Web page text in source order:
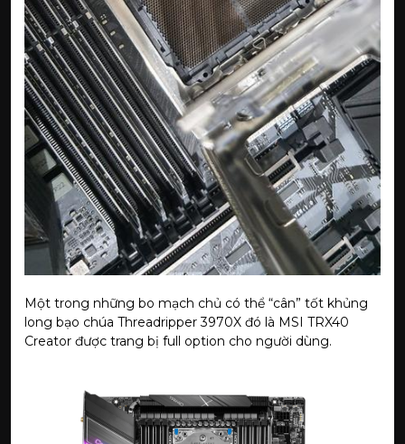
Một trong những bo mạch chủ có thể “cân” tốt khủng
long bạo chúa Threadripper 3970X đó là MSI TRX40
Creator được trang bị full option cho người dùng.